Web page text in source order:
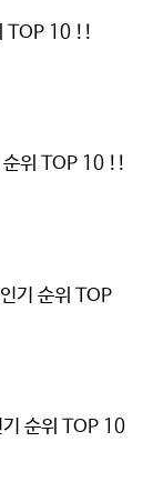
TOP 10 !!
순위 TOP 10 !!
기 순위 TOP
순위 TOP 10